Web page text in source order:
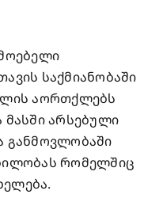
საქმიანობაში
აორთქლებს
მასში არსებული
განმოვლობაში
რომელშიც